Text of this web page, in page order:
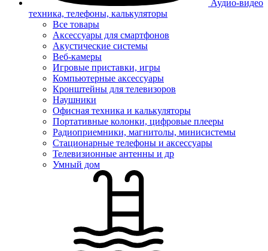
Аудио-видео
техника, телефоны, калькуляторы
Все товары
Аксессуары для смартфонов
Акустические системы
Веб-камеры
Игровые приставки, игры
Компьютерные аксессуары
Кронштейны для телевизоров
Наушники
Офисная техника и калькуляторы
Портативные колонки, цифровые плееры
Радиоприемники, магнитолы, минисистемы
Стационарные телефоны и аксессуары
Телевизионные антенны и др
Умный дом